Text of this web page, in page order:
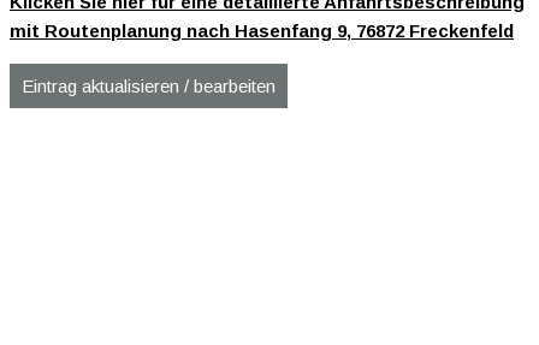
mit Routenplanung nach Hasenfang 9, 76872 Freckenfeld